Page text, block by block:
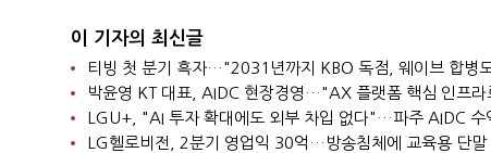
이 기자의 최신글